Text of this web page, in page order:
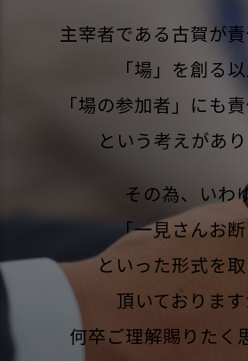
主宰者である古賀が
「場」を創る以
「場の参加者」にも責
という考えがあり
その為、いわ
「一見さんお断
といった形式を
頂いております
何卒ご理解賜りたく